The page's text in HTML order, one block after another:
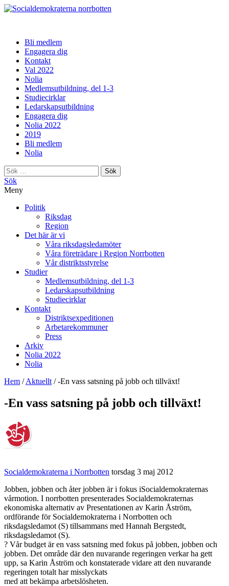
norrbotten
Bli medlem
Engagera dig
Kontakt
Val 2022
Nolia
Medlemsutbildning, del 1-3
Studiecirklar
Ledarskapsutbildning
Engagera dig
Nolia 2022
2019
Bli medlem
Nolia
Sök
efter:
Sök
Meny
Politik
Riksdag
Region
Det här är vi
Våra riksdagsledamöter
Våra företrädare i Region Norrbotten
Vår distriktsstyrelse
Studier
Medlemsutbildning, del 1-3
Ledarskapsutbildning
Studiecirklar
Kontakt
Distriktsexpeditionen
Arbetarekommuner
Press
Arkiv
Nolia 2022
Nolia
Hem /Aktuellt /-En vass satsning på jobb och tillväxt!
-En vass satsning på jobb och tillväxt!
Socialdemokraterna i Norrbotten torsdag 3 maj 2012
Jobben, jobben och åter jobben är i fokus iSocialdemokraternas
vårmotion. I norrbotten presenterades Socialdemokraternas
ekonomiska alternativ av Presentationen av Karin Åström,
ordförande för Socialdemokraterna i Norrbotten och
riksdagsledamot (S) tillsammans med Hannah Bergstedt,
riksdagsledamot (S).
? Vår budget är en vass satsning med fokus på jobben, jobben och
jobben. Det område där den nuvarande regeringen verkar ha gett
upp, sa Karin Åström och konstaterade vidare att den nuvarande
regeringen totalt har misslyckats
med att bekämpa arbetslösheten.